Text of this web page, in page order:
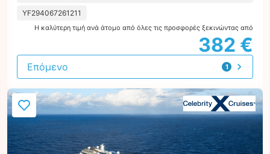
YF294067261211
Η καλύτερη τιμή ανά άτομο από όλες τις προσφορές ξεκινώντας από
382 €
1
προσφορά
Επόμενο